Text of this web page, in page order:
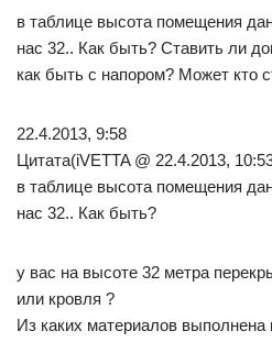
в таблице высота помещения
нас 32.. Как быть? Ставить ли
как быть с напором? Может кто
22.4.2013, 9:58
Цитата(iVETTA @ 22.4.2013,
в таблице высота помещения
нас 32.. Как быть?
у вас на высоте 32 метра
или кровля ?
Из каких материалов выполнена